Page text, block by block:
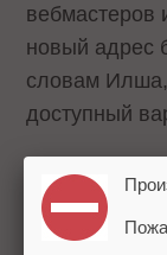
вебмастеров
новый адрес
словам
доступный
Мы
это был